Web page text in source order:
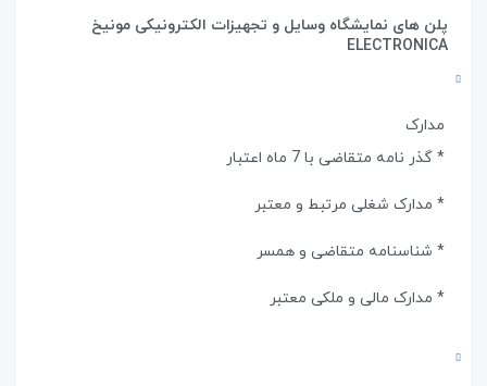
پلن های نمایشگاه وسایل و تجهیزات الکترونیکی مونیخ
ELECTRONICA
مدارک
* گذر نامه متقاضی با 7 ماه اعتبار
* مدارک شغلی مرتبط و معتبر
* شناسنامه متقاضی و همسر
* مدارک مالی و ملکی معتبر